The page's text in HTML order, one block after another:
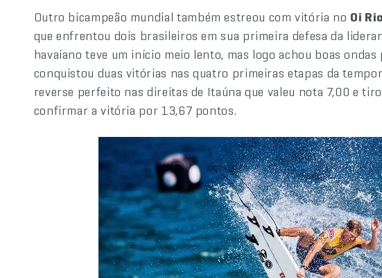
Outro bicampeão mundial também estreou com vitória no Oi
que enfrentou dois brasileiros em sua primeira defesa da
havaiano teve um início meio lento, mas logo achou boas
conquistou duas vitórias nas quatro primeiras etapas da
reverse perfeito nas direitas de Itaúna que valeu nota 7,00 e
confirmar a vitória por 13,67 pontos.